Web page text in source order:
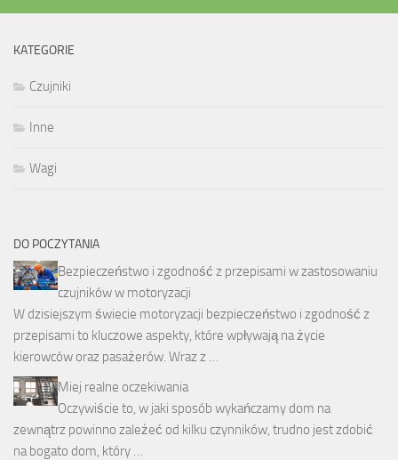
KATEGORIE
Czujniki
Inne
Wagi
DO POCZYTANIA
Bezpieczeństwo i zgodność z przepisami w zastosowaniu
czujników w motoryzacji
W dzisiejszym świecie motoryzacji bezpieczeństwo i zgodność z
przepisami to kluczowe aspekty, które wpływają na życie
kierowców oraz pasażerów. Wraz z …
Miej realne oczekiwania
Oczywiście to, w jaki sposób wykańczamy dom na
zewnątrz powinno zależeć od kilku czynników, trudno jest zdobić
na bogato dom, który …